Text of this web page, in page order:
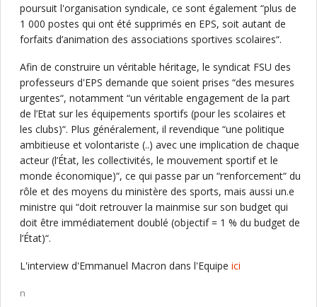
poursuit l'organisation syndicale, ce sont également “plus de
1 000 postes qui ont été supprimés en EPS, soit autant de
forfaits d’animation des associations sportives scolaires“.
Afin de construire un véritable héritage, le syndicat FSU des
professeurs d'EPS demande que soient prises “des mesures
urgentes“, notamment “un véritable engagement de la part
de l’Etat sur les équipements sportifs (pour les scolaires et
les clubs)“. Plus généralement, il revendique “une politique
ambitieuse et volontariste (..) avec une implication de chaque
acteur (l’État, les collectivités, le mouvement sportif et le
monde économique)“, ce qui passe par un “renforcement“ du
rôle et des moyens du ministère des sports, mais aussi un.e
ministre qui “doit retrouver la mainmise sur son budget qui
doit être immédiatement doublé (objectif = 1 % du budget de
l’État)“.
L'interview d'Emmanuel Macron dans l'Equipe ici
n